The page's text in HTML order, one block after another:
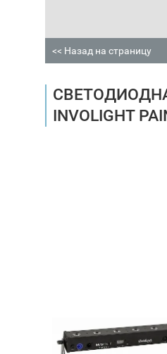
<< Назад на страницу
INVOLIGHT